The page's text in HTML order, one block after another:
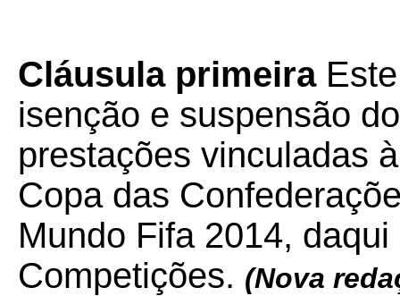
Cláusula primeira
isenção e suspensão
prestações vinculadas
Copa das
Mundo Fifa 2014,
Competições. (Nova